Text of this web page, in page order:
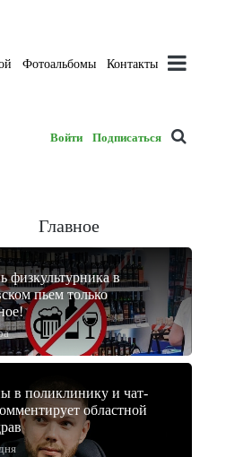
Фотоальбомы Контакты
Войти Подписаться
Главное
физкультурника в
пьем только
в поликлинику и чат-
областной